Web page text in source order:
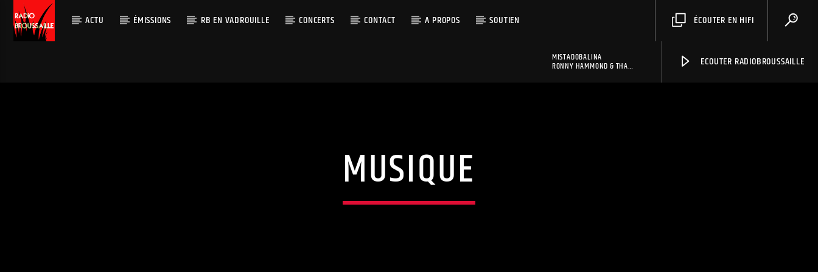
ACTU ÉMISSIONS RB EN VADROUILLE CONCERTS CONTACT A PROPOS SOUTIEN ÉCOUTER EN HIFI
ECOUTER RADIOBROUSSAILLE
MISTADOBALINA
RONNY HAMMOND & THA
MUSIQUE